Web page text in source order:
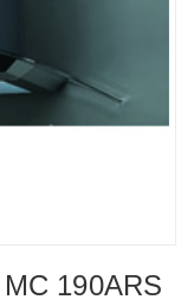
190ARS